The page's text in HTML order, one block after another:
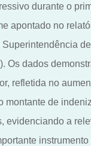
durante o
apontado no
Os dados
refletida no
montante de
evidenciando a